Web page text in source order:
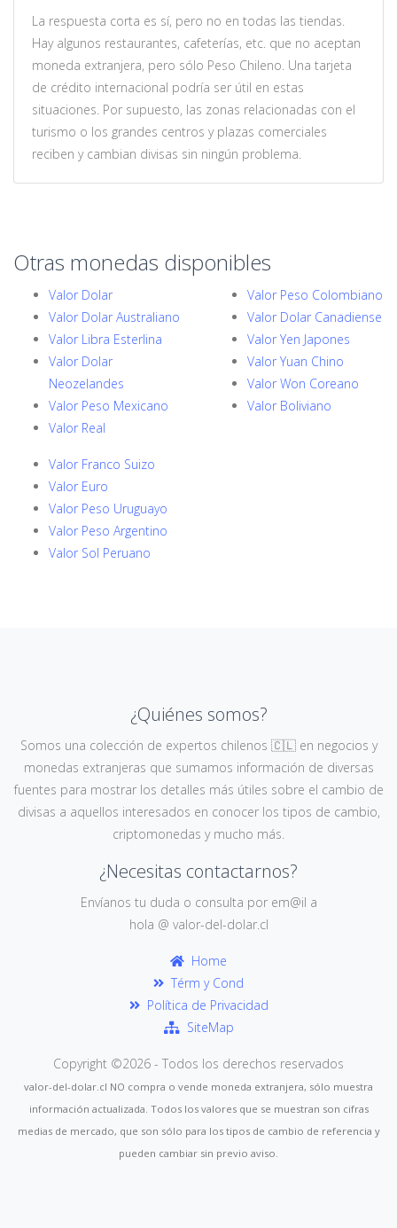
La respuesta corta es sí, pero no en todas las tiendas.
Hay algunos restaurantes, cafeterías, etc. que no aceptan
moneda extranjera, pero sólo Peso Chileno. Una tarjeta
de crédito internacional podría ser útil en estas
situaciones. Por supuesto, las zonas relacionadas con el
turismo o los grandes centros y plazas comerciales
reciben y cambian divisas sin ningún problema.
Otras monedas disponibles
Valor Dolar
Valor Dolar Australiano
Valor Libra Esterlina
Valor Dolar
Neozelandes
Valor Peso Mexicano
Valor Real
Valor Peso Colombiano
Valor Dolar Canadiense
Valor Yen Japones
Valor Yuan Chino
Valor Won Coreano
Valor Boliviano
Valor Franco Suizo
Valor Euro
Valor Peso Uruguayo
Valor Peso Argentino
Valor Sol Peruano
¿Quiénes somos?
Somos una colección de expertos chilenos 🇨🇱 en negocios y
monedas extranjeras que sumamos información de diversas
fuentes para mostrar los detalles más útiles sobre el cambio de
divisas a aquellos interesados en conocer los tipos de cambio,
criptomonedas y mucho más.
¿Necesitas contactarnos?
Envíanos tu duda o consulta por em@il a
hola @ valor-del-dolar.cl
Home
Térm y Cond
Política de Privacidad
SiteMap
Copyright ©2026 - Todos los derechos reservados
valor-del-dolar.cl NO compra o vende moneda extranjera, sólo muestra
información actualizada. Todos los valores que se muestran son cifras
medias de mercado, que son sólo para los tipos de cambio de referencia y
pueden cambiar sin previo aviso.